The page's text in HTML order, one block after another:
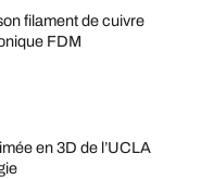
filament de cuivre
FDM
en 3D de l’UCLA